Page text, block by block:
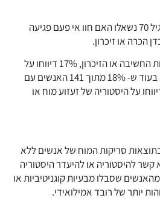
הנבדקים שהיו כולם מעל לגיל 70 נשאלו האם חוו אי פעם פגיעה
הכרה או זיכרון.
מבין 448 האנשים ללא בעיות החשיבה או הזיכרון, 17% דיווחו על
היסטוריה של פגיעה מוחית, בעוד ש- 18% מתוך 141 האנשים עם
על היסטוריה של זעזוע מוח או
סריקות המוח של אנשים ללא
קשר להיסטוריה או להיעדר היסטוריה
שסבלו מבעיות קוגניטיביות או
יותר של רובד אמילואידי.